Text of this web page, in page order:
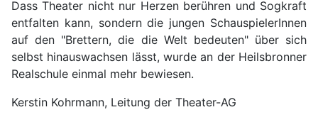
Dass Theater nicht nur Herzen berühren und Sogkraft
entfalten kann, sondern die jungen SchauspielerInnen
auf den "Brettern, die die Welt bedeuten" über sich
selbst hinauswachsen lässt, wurde an der Heilsbronner
Realschule einmal mehr bewiesen.
Kerstin Kohrmann, Leitung der Theater-AG